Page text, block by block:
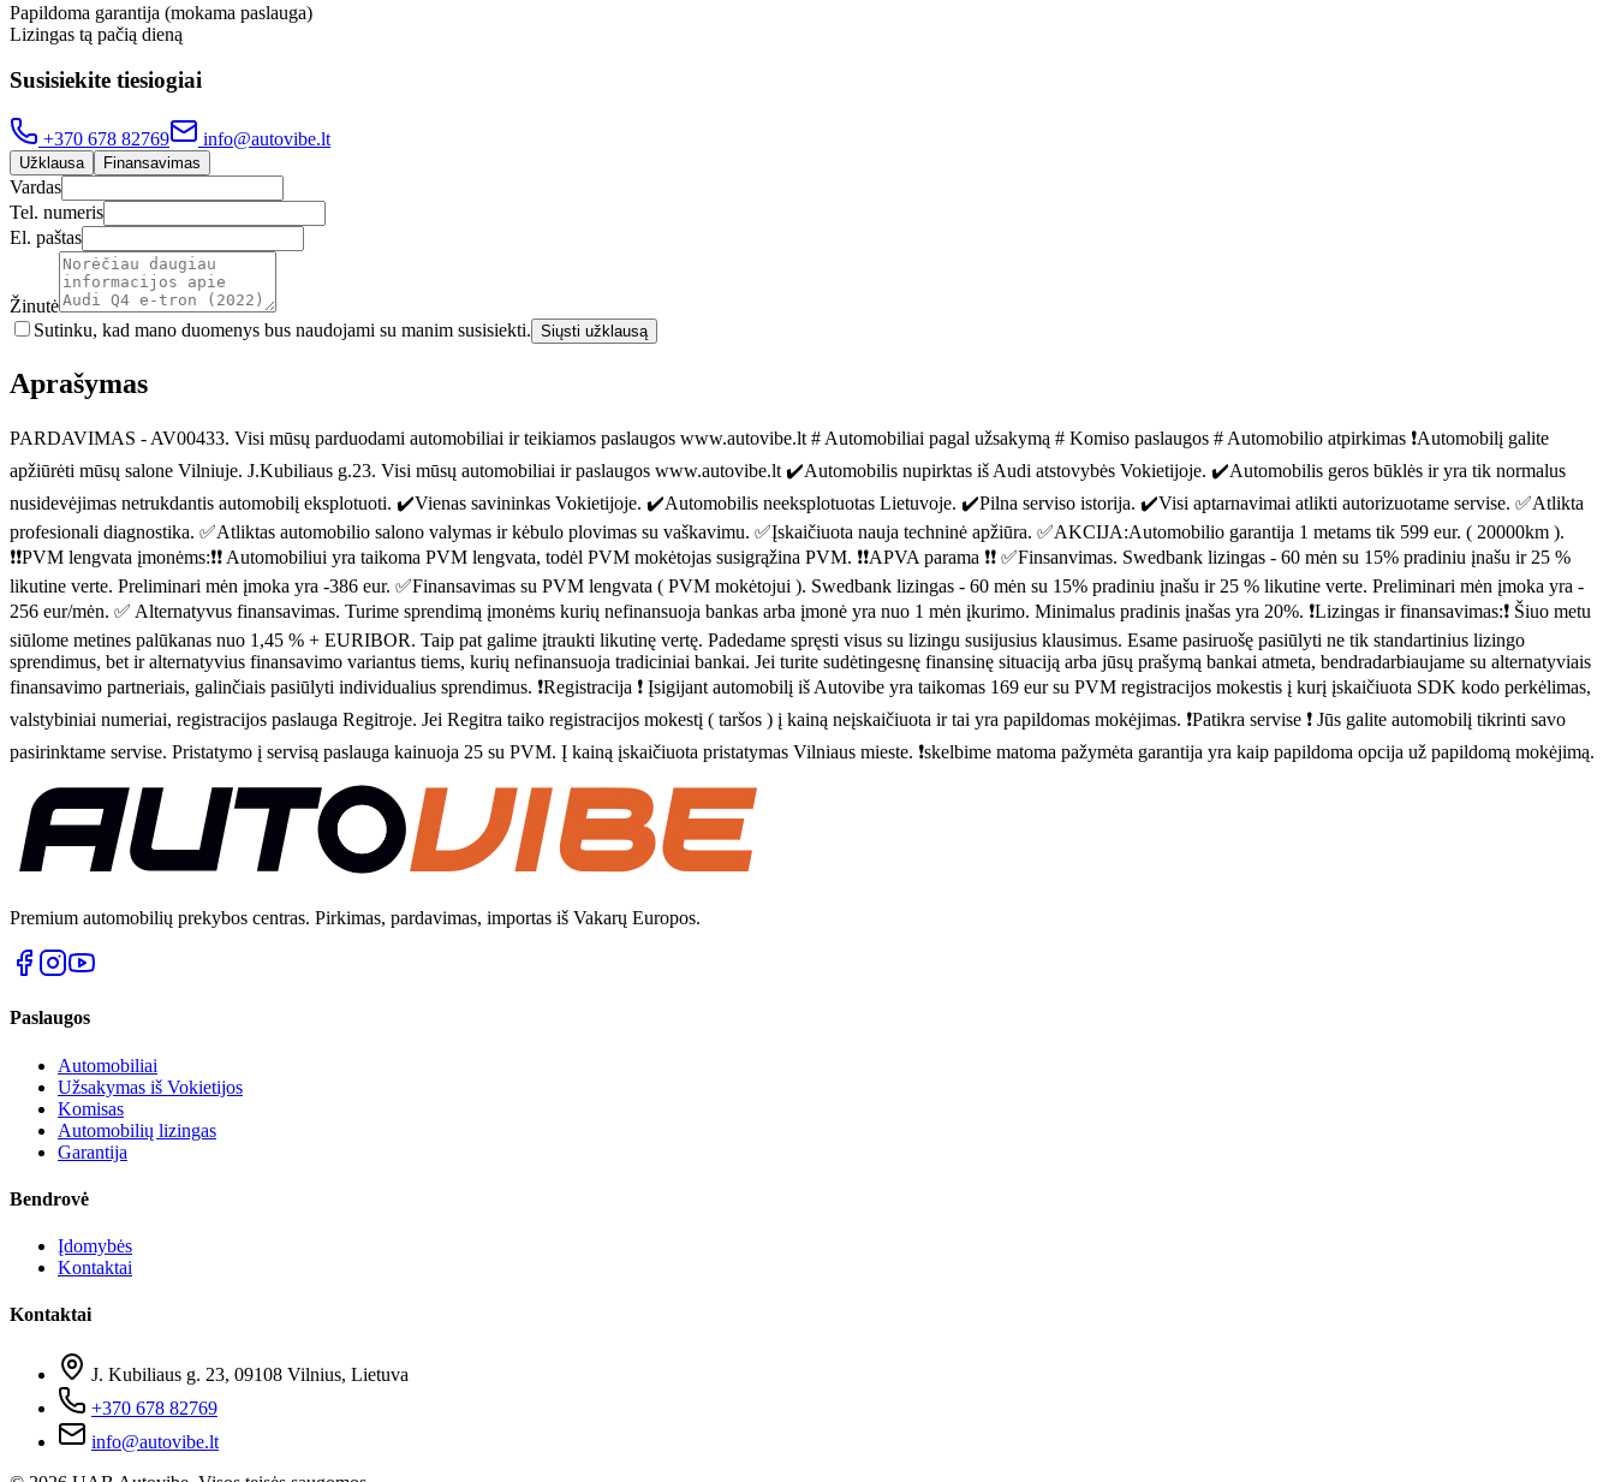
Papildoma garantija (mokama paslauga)
Lizingas tą pačią dieną
Susisiekite tiesiogiai
+370 678 82769 info@autovibe.lt
Užklausa Finansavimas
Vardas
Tel. numeris
El. paštas
Žinutė
Sutinku, kad mano duomenys bus naudojami su manim susisiekti. Siųsti užklausą
Aprašymas
PARDAVIMAS - AV00433. Visi mūsų parduodami automobiliai ir teikiamos paslaugos www.autovibe.lt # Automobiliai pagal užsakymą # Komiso paslaugos # Automobilio atpirkimas ❗Automobilį galite
apžiūrėti mūsų salone Vilniuje. J.Kubiliaus g.23. Visi mūsų automobiliai ir paslaugos www.autovibe.lt ✔️Automobilis nupirktas iš Audi atstovybės Vokietijoje. ✔️Automobilis geros būklės ir yra tik normalus
nusidevėjimas netrukdantis automobilį eksplotuoti. ✔️Vienas savininkas Vokietijoje. ✔️Automobilis neeksplotuotas Lietuvoje. ✔️Pilna serviso istorija. ✔️Visi aptarnavimai atlikti autorizuotame servise. ✅Atlikta
profesionali diagnostika. ✅Atliktas automobilio salono valymas ir kėbulo plovimas su vaškavimu. ✅Įskaičiuota nauja techninė apžiūra. ✅AKCIJA:Automobilio garantija 1 metams tik 599 eur. ( 20000km ).
❗❗PVM lengvata įmonėms:❗❗ Automobiliui yra taikoma PVM lengvata, todėl PVM mokėtojas susigrąžina PVM. ❗❗APVA parama ❗❗ ✅Finsanvimas. Swedbank lizingas - 60 mėn su 15% pradiniu įnašu ir 25 %
likutine verte. Preliminari mėn įmoka yra -386 eur. ✅Finansavimas su PVM lengvata ( PVM mokėtojui ). Swedbank lizingas - 60 mėn su 15% pradiniu įnašu ir 25 % likutine verte. Preliminari mėn įmoka yra -
256 eur/mėn. ✅ Alternatyvus finansavimas. Turime sprendimą įmonėms kurių nefinansuoja bankas arba įmonė yra nuo 1 mėn įkurimo. Minimalus pradinis įnašas yra 20%. ❗Lizingas ir finansavimas:❗ Šiuo metu
siūlome metines palūkanas nuo 1,45 % + EURIBOR. Taip pat galime įtraukti likutinę vertę. Padedame spręsti visus su lizingu susijusius klausimus. Esame pasiruošę pasiūlyti ne tik standartinius lizingo
sprendimus, bet ir alternatyvius finansavimo variantus tiems, kurių nefinansuoja tradiciniai bankai. Jei turite sudėtingesnę finansinę situaciją arba jūsų prašymą bankai atmeta, bendradarbiaujame su alternatyviais
finansavimo partneriais, galinčiais pasiūlyti individualius sprendimus. ❗Registracija ❗ Įsigijant automobilį iš Autovibe yra taikomas 169 eur su PVM registracijos mokestis į kurį įskaičiuota SDK kodo perkėlimas,
valstybiniai numeriai, registracijos paslauga Regitroje. Jei Regitra taiko registracijos mokestį ( taršos ) į kainą neįskaičiuota ir tai yra papildomas mokėjimas. ❗Patikra servise ❗ Jūs galite automobilį tikrinti savo
pasirinktame servise. Pristatymo į servisą paslauga kainuoja 25 su PVM. Į kainą įskaičiuota pristatymas Vilniaus mieste. ❗skelbime matoma pažymėta garantija yra kaip papildoma opcija už papildomą mokėjimą.
Premium automobilių prekybos centras. Pirkimas, pardavimas, importas iš Vakarų Europos.
Paslaugos
Automobiliai
Užsakymas iš Vokietijos
Komisas
Automobilių lizingas
Garantija
Bendrovė
Įdomybės
Kontaktai
Kontaktai
J. Kubiliaus g. 23, 09108 Vilnius, Lietuva
+370 678 82769
info@autovibe.lt